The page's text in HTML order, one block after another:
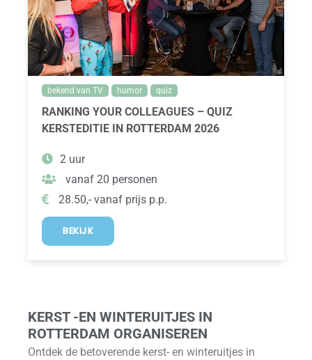
bekend van TV humor quiz
RANKING YOUR COLLEAGUES – QUIZ
KERSTEDITIE IN ROTTERDAM 2026
2 uur
vanaf 20 personen
28.50,- vanaf prijs p.p.
BEKIJK
KERST -EN WINTERUITJES IN
ROTTERDAM ORGANISEREN
Ontdek de betoverende kerst- en winteruitjes in